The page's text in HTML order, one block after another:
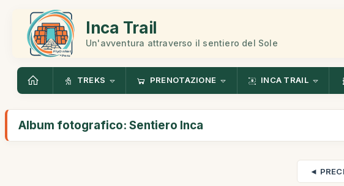
Inca Trail
Un'avventura attraverso il sentiero del Sole
TREKS PRENOTAZIONE INCA TRAIL
Album fotografico: Sentiero Inca
◄